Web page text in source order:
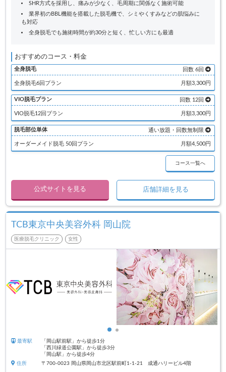
SHR方式を採用し、痛みが少なく、毛周期に関係なく施術可能
業界初のBBL機能を搭載した脱毛機で、シミやくすみなどの肌悩みに
も対応
全身脱毛でも施術時間が約30分と短く、忙しい方にも最適
おすすめのコース・料金
全身脱毛 回数 6回
全身脱毛6回プラン 月額3,300円
VIO脱毛プラン 回数 12回
VIO脱毛12回プラン 月額3,300円
脱毛部位単体 通い放題・回数無制限
オーダーメイド脱毛 50回プラン 月額4,500円
コース一覧へ
公式サイトを見る 店舗詳細を見る
TCB東京中央美容外科 岡山院
医療脱毛クリニック 女性
最寄駅
「岡山駅前駅」から徒歩1分
「西川緑道公園駅」から徒歩3分
「岡山駅」から徒歩4分
住所
〒700-0023 岡山県岡山市北区駅前町1-1-21 成通ハリービル4階